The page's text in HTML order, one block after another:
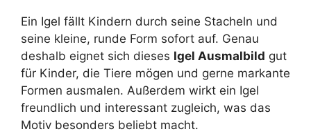
Ein Igel fällt Kindern durch seine Stacheln und
seine kleine, runde Form sofort auf. Genau
deshalb eignet sich dieses Igel Ausmalbild gut
für Kinder, die Tiere mögen und gerne markante
Formen ausmalen. Außerdem wirkt ein Igel
freundlich und interessant zugleich, was das
Motiv besonders beliebt macht.